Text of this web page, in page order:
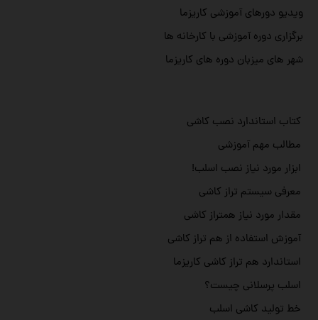
ویدیو دورهای آموزشی کاریزما
برگزاری دوره آموزشی با کارخانه ها
شهر های میزبان دوره های کاریزما
کتاب استاندارد نصب کاشی
مطالب مهم آموزشی
ابزار مورد نیاز نصب اسلب!
معرفی سیستم تراز کاشی
مقدار مورد نیاز همتراز کاشی
آموزش استفاده از هم تراز کاشی
استاندارد هم تراز کاشی کاریزما
اسلب پرسلانی چیست؟
خط تولید کاشی اسلب